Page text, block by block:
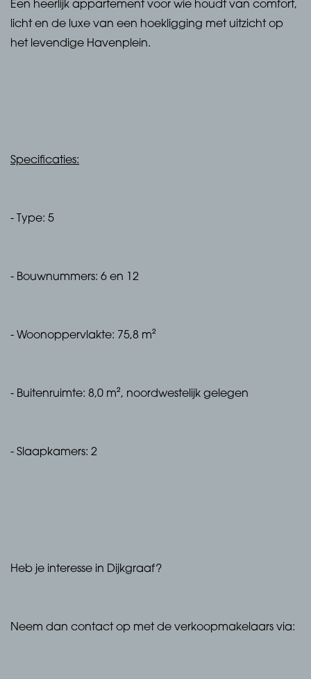
Een heerlijk appartement voor wie houdt van comfort,
licht en de luxe van een hoekligging met uitzicht op
het levendige Havenplein.
Specificaties:
- Type: 5
- Bouwnummers: 6 en 12
- Woonoppervlakte: 75,8 m²
- Buitenruimte: 8,0 m², noordwestelijk gelegen
- Slaapkamers: 2
Heb je interesse in Dijkgraaf?
Neem dan contact op met de verkoopmakelaars via: